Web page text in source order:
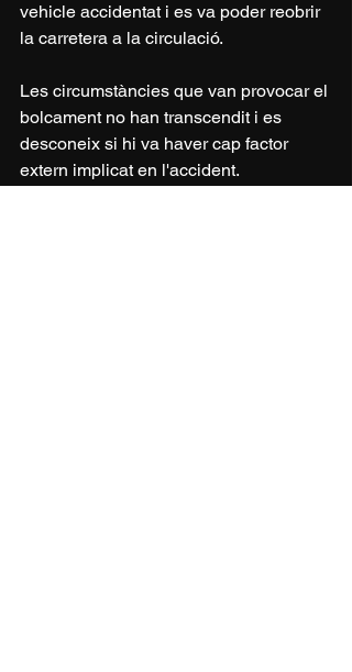
vehicle accidentat i es va poder reobrir
la carretera a la circulació.
Les circumstàncies que van provocar el
bolcament no han transcendit i es
desconeix si hi va haver cap factor
extern implicat en l'accident.